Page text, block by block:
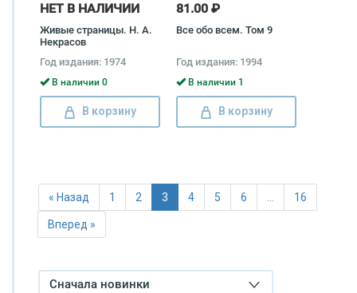
НЕТ В НАЛИЧИИ
Живые страницы. Н. А.
Некрасов
Год издания: 1974
В наличии 0
В корзину
81.00 ₽
Все обо всем. Том 9
Год издания: 1994
В наличии 1
В корзину
« Назад 1 2 3 4 5 6 … 16
Вперед »
Сначала новинки